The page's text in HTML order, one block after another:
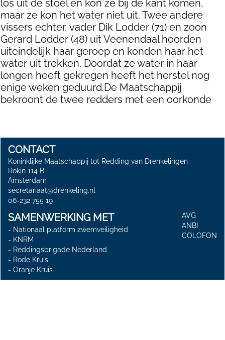
los uit de stoel en kon ze bij de kant komen,
maar ze kon het water niet uit. Twee andere
vissers echter, vader Dik Lodder (71) en zoon
Gerard Lodder (48) uit Veenendaal hoorden
uiteindelijk haar geroep en konden haar het
water uit trekken. Doordat ze water in haar
longen heeft gekregen heeft het herstel nog
enige weken geduurd.De Maatschappij
bekroont de twee redders met een oorkonde
CONTACT
Koninklijke Maatschappij tot Redding van Drenkelingen
Rokin 114 B
Amsterdam
secretariaat@drenkeling.nl
06-232 755 19
SAMENWERKING MET
- Nationaal platform zwemveiligheid
- KNRM
- Reddingsbrigade Nederland
- Rode Kruis
- Oranje Kruis
AVG
ANBI
COLOFON